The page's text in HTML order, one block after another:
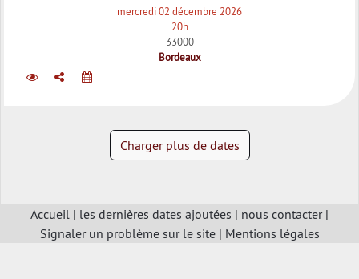
mercredi 02 décembre 2026
20h
33000
Bordeaux
Charger plus de dates
Accueil | les dernières dates ajoutées | nous contacter|
Signaler un problème sur le site| Mentions légales